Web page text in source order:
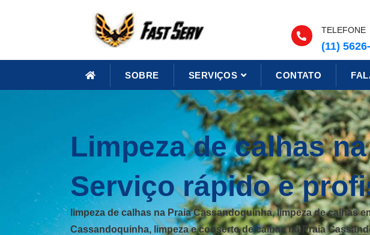
TELEFONE
(11)
SOBRE SERVIÇOS CONTATO
Limpeza de calhas
Serviço rápido e
limpeza de calhas na Praia Cassandoquinha, limpeza de calhas
Cassandoquinha, limpeza e conserto de calhas na Praia